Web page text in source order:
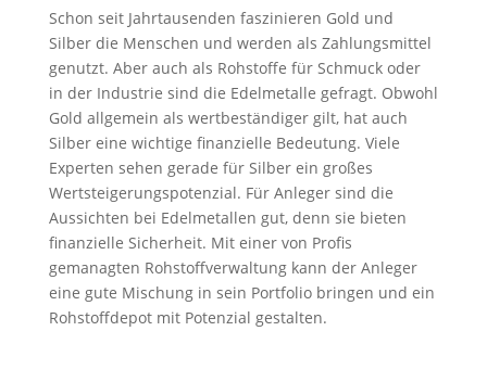
Schon seit Jahrtausenden faszinieren Gold und
Silber die Menschen und werden als Zahlungsmittel
genutzt. Aber auch als Rohstoffe für Schmuck oder
in der Industrie sind die Edelmetalle gefragt. Obwohl
Gold allgemein als wertbeständiger gilt, hat auch
Silber eine wichtige finanzielle Bedeutung. Viele
Experten sehen gerade für Silber ein großes
Wertsteigerungspotenzial. Für Anleger sind die
Aussichten bei Edelmetallen gut, denn sie bieten
finanzielle Sicherheit. Mit einer von Profis
gemanagten Rohstoffverwaltung kann der Anleger
eine gute Mischung in sein Portfolio bringen und ein
Rohstoffdepot mit Potenzial gestalten.